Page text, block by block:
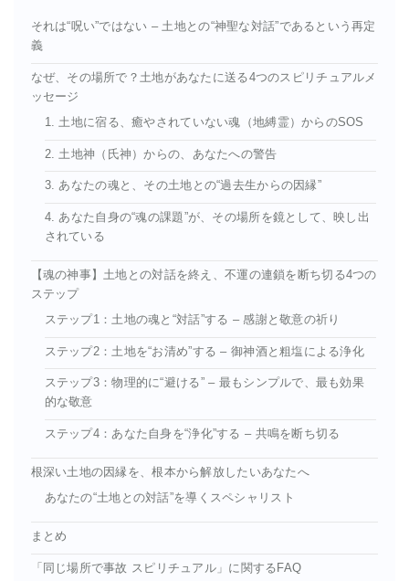
それは“呪い”ではない – 土地との“神聖な対話”であるという再定
義
なぜ、その場所で？土地があなたに送る4つのスピリチュアルメ
ッセージ
1. 土地に宿る、癒やされていない魂（地縛霊）からのSOS
2. 土地神（氏神）からの、あなたへの警告
3. あなたの魂と、その土地との“過去生からの因縁”
4. あなた自身の“魂の課題”が、その場所を鏡として、映し出
されている
【魂の神事】土地との対話を終え、不運の連鎖を断ち切る4つの
ステップ
ステップ1：土地の魂と“対話”する – 感謝と敬意の祈り
ステップ2：土地を“お清め”する – 御神酒と粗塩による浄化
ステップ3：物理的に“避ける” – 最もシンプルで、最も効果
的な敬意
ステップ4：あなた自身を“浄化”する – 共鳴を断ち切る
根深い土地の因縁を、根本から解放したいあなたへ
あなたの“土地との対話”を導くスペシャリスト
まとめ
「同じ場所で事故 スピリチュアル」に関するFAQ